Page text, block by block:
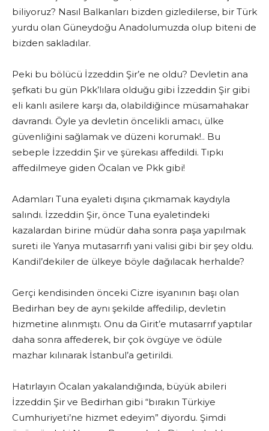
biliyoruz? Nasıl Balkanları bizden gizledilerse, bir Türk
yurdu olan Güneydoğu Anadolumuzda olup biteni de
bizden sakladılar.
Peki bu bölücü İzzeddin Şir’e ne oldu? Devletin ana
şefkati bu gün Pkk’lılara olduğu gibi İzzeddin Şir gibi
eli kanlı asilere karşı da, olabildiğince müsamahakar
davrandı. Öyle ya devletin öncelikli amacı, ülke
güvenliğini sağlamak ve düzeni korumak!.. Bu
sebeple İzzeddin Şir ve şürekası affedildi. Tıpkı
affedilmeye giden Öcalan ve Pkk gibi!
Adamları Tuna eyaleti dışına çıkmamak kaydıyla
salındı. İzzeddin Şir, önce Tuna eyaletindeki
kazalardan birine müdür daha sonra paşa yapılmak
sureti ile Yanya mutasarrıfı yani valisi gibi bir şey oldu.
Kandil’dekiler de ülkeye böyle dağılacak herhalde?
Gerçi kendisinden önceki Cizre isyanının başı olan
Bedirhan bey de aynı şekilde affedilip, devletin
hizmetine alınmıştı. Onu da Girit’e mutasarrıf yaptılar
daha sonra affederek, bir çok övgüye ve ödüle
mazhar kılınarak İstanbul’a getirildi.
Hatırlayın Öcalan yakalandığında, büyük abileri
İzzeddin Şir ve Bedirhan gibi “bırakın Türkiye
Cumhuriyeti’ne hizmet edeyim” diyordu. Şimdi